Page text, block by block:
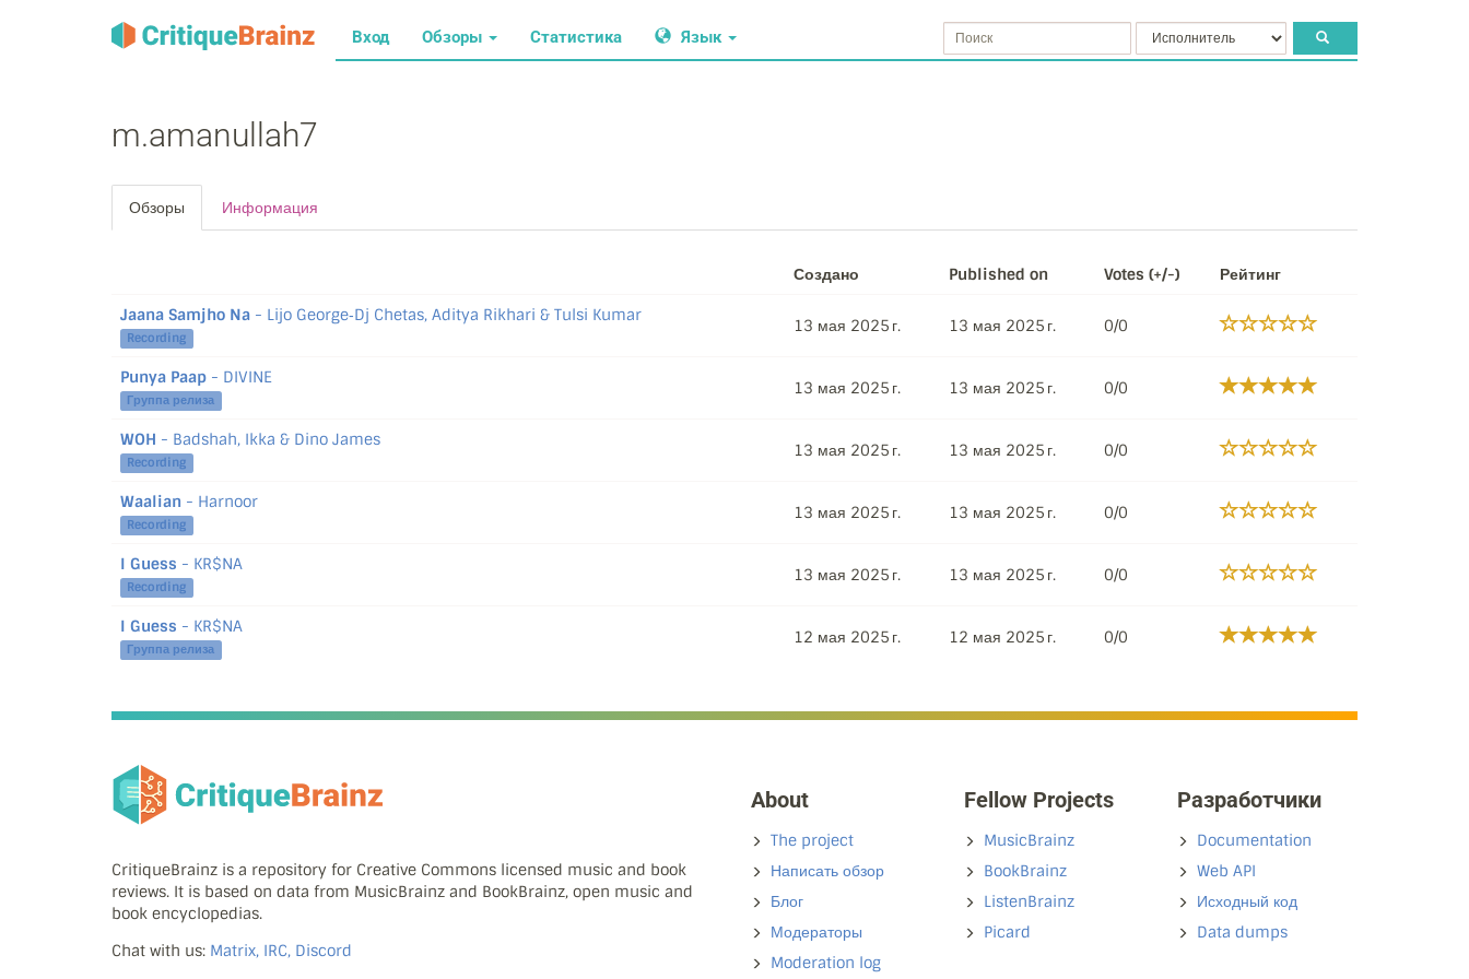
Вход Обзоры Статистика Язык
m.amanullah7
Обзоры Информация
Создано Published on Votes (+/-) Рейтинг
Jaana Samjho Na - Lijo George‐Dj Chetas, Aditya Rikhari & Tulsi Kumar
Recording
13 мая 2025 г. 13 мая 2025 г. 0/0
Punya Paap - DIVINE
Группа релиза
13 мая 2025 г. 13 мая 2025 г. 0/0
WOH - Badshah, Ikka & Dino James
Recording
13 мая 2025 г. 13 мая 2025 г. 0/0
Waalian - Harnoor
Recording
13 мая 2025 г. 13 мая 2025 г. 0/0
I Guess - KR$NA
Recording
13 мая 2025 г. 13 мая 2025 г. 0/0
I Guess - KR$NA
Группа релиза
12 мая 2025 г. 12 мая 2025 г. 0/0
CritiqueBrainz is a repository for Creative Commons licensed music and book
reviews. It is based on data from MusicBrainz and BookBrainz, open music and
book encyclopedias.
Chat with us: Matrix, IRC, Discord
About
The project
Написать обзор
Блог
Модераторы
Moderation log
Fellow Projects
MusicBrainz
BookBrainz
ListenBrainz
Picard
Разработчики
Documentation
Web API
Исходный код
Data dumps